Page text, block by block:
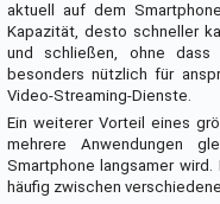
aktuell auf dem
Kapazität, desto schneller
und schließen, ohne
besonders nützlich für
Video-Streaming-Dienste.
Ein weiterer Vorteil eines
mehrere Anwendungen
Smartphone langsamer
häufig zwischen